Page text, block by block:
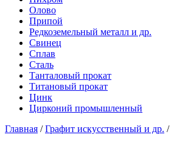
Олово
Припой
Редкоземельный металл и др.
Свинец
Сплав
Сталь
Танталовый прокат
Титановый прокат
Цинк
Цирконий промышленный
Главная /Графит искусственный и др. /